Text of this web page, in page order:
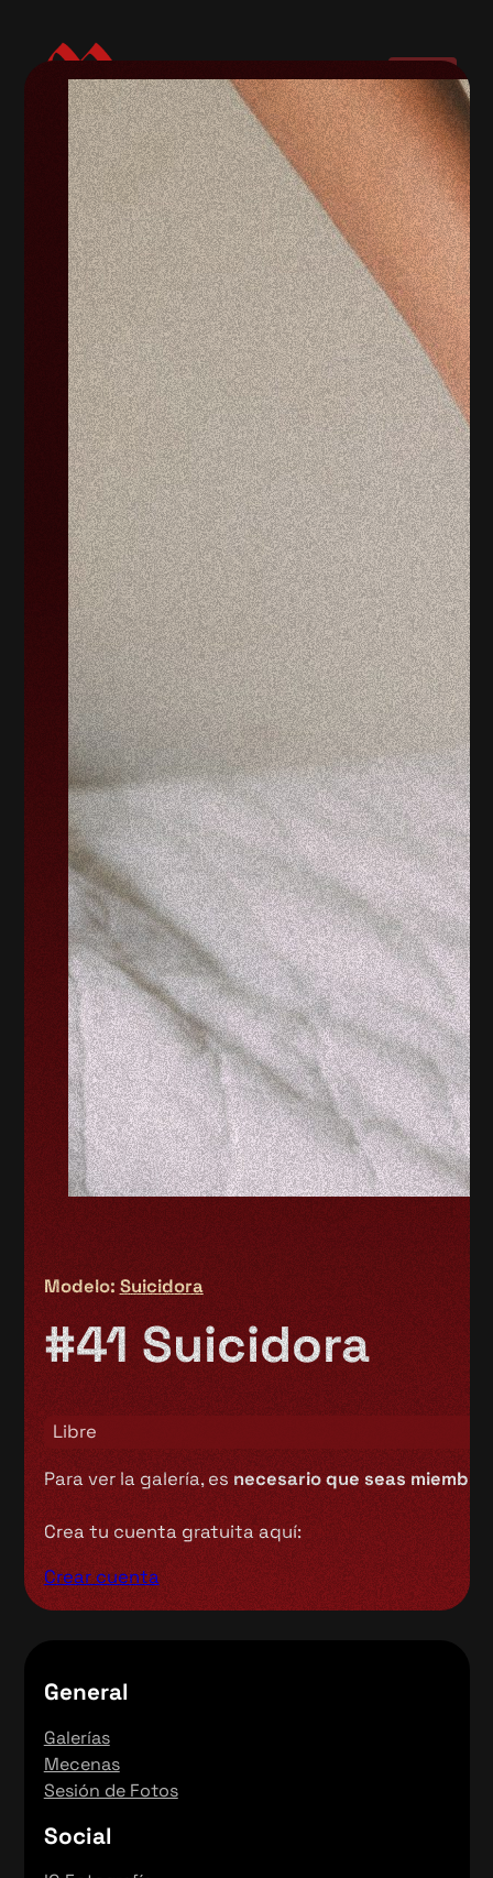
Modelo: Suicidora
#41 Suicidora
Libre
Para ver la galería, es necesario que seas
Crea tu cuenta gratuita aquí:
Crear cuenta
General
Galerías
Mecenas
Sesión de Fotos
Social